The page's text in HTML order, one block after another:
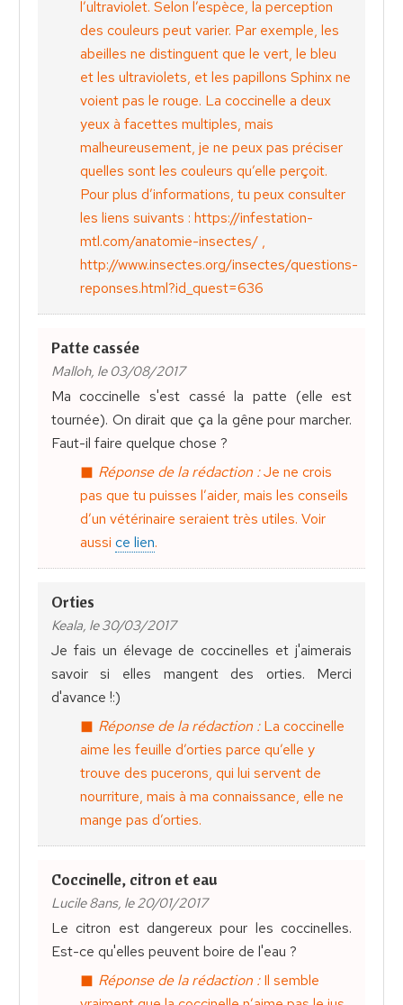
l’ultraviolet. Selon l’espèce, la perception
des couleurs peut varier. Par exemple, les
abeilles ne distinguent que le vert, le bleu
et les ultraviolets, et les papillons Sphinx ne
voient pas le rouge. La coccinelle a deux
yeux à facettes multiples, mais
malheureusement, je ne peux pas préciser
quelles sont les couleurs qu’elle perçoit.
Pour plus d’informations, tu peux consulter
les liens suivants : https://infestation-
mtl.com/anatomie-insectes/ ,
http://www.insectes.org/insectes/questions-
reponses.html?id_quest=636
Patte cassée
Malloh, le 03/08/2017
Ma coccinelle s'est cassé la patte (elle est
tournée). On dirait que ça la gêne pour marcher.
Faut-il faire quelque chose ?
Réponse de la rédaction :Je ne crois
pas que tu puisses l’aider, mais les conseils
d’un vétérinaire seraient très utiles. Voir
aussi ce lien.
Orties
Keala, le 30/03/2017
Je fais un élevage de coccinelles et j'aimerais
savoir si elles mangent des orties. Merci
d'avance !:)
Réponse de la rédaction :La coccinelle
aime les feuille d’orties parce qu’elle y
trouve des pucerons, qui lui servent de
nourriture, mais à ma connaissance, elle ne
mange pas d’orties.
Coccinelle, citron et eau
Lucile 8ans, le 20/01/2017
Le citron est dangereux pour les coccinelles.
Est-ce qu'elles peuvent boire de l'eau ?
Réponse de la rédaction :Il semble